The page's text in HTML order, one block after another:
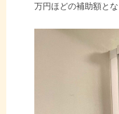
万円ほどの補助額とな